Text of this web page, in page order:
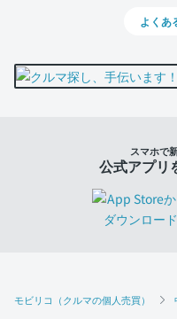
モビリコ（クルマの個人売買）
よくあ
スマホで
公式アプリ